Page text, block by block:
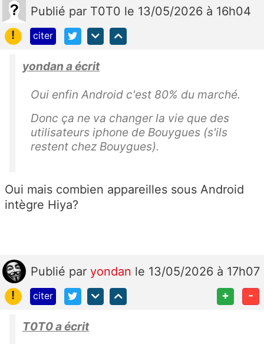
Publié par T0T0 le 13/05/2026 à 16h04
!
citer
yondan a écrit
Oui enfin Android c'est 80% du marché.
Donc ça ne va changer la vie que des
utilisateurs iphone de Bouygues (s'ils
restent chez Bouygues).
Oui mais combien appareilles sous Android
intègre Hiya?
Publié par yondan le 13/05/2026 à 17h07
!
citer + -
T0T0 a écrit